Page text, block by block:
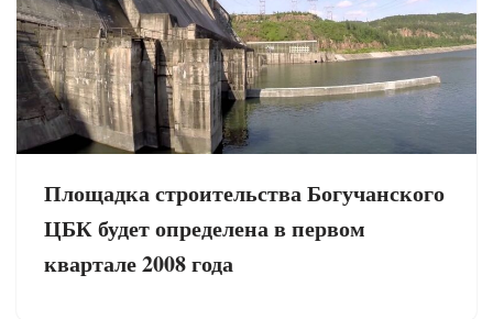
Площадка строительства Богучанского
ЦБК будет определена в первом
квартале 2008 года